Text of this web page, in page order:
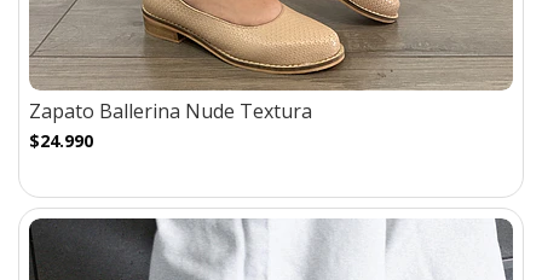
Zapato Ballerina Nude Textura
$24.990